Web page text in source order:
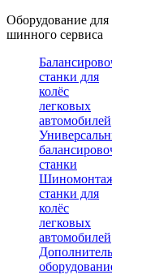
Оборудование для
шинного сервиса
Балансировочные
станки для
колёс
легковых
автомобилей
Универсальные
балансировочные
станки
Шиномонтажные
станки для
колёс
легковых
автомобилей
Дополнительное
оборудование